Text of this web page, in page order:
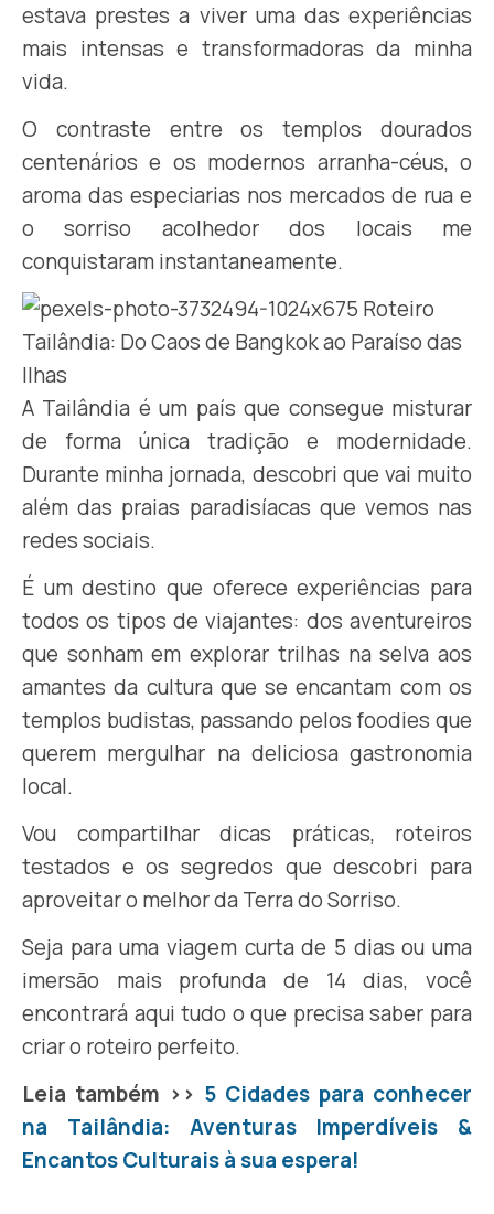
estava prestes a viver uma das experiências
mais intensas e transformadoras da minha
vida.
O contraste entre os templos dourados
centenários e os modernos arranha-céus, o
aroma das especiarias nos mercados de rua e
o sorriso acolhedor dos locais me
conquistaram instantaneamente.
A Tailândia é um país que consegue misturar
de forma única tradição e modernidade.
Durante minha jornada, descobri que vai muito
além das praias paradisíacas que vemos nas
redes sociais.
É um destino que oferece experiências para
todos os tipos de viajantes: dos aventureiros
que sonham em explorar trilhas na selva aos
amantes da cultura que se encantam com os
templos budistas, passando pelos foodies que
querem mergulhar na deliciosa gastronomia
local.
Vou compartilhar dicas práticas, roteiros
testados e os segredos que descobri para
aproveitar o melhor da Terra do Sorriso.
Seja para uma viagem curta de 5 dias ou uma
imersão mais profunda de 14 dias, você
encontrará aqui tudo o que precisa saber para
criar o roteiro perfeito.
Leia também >> 5 Cidades para conhecer
na Tailândia: Aventuras Imperdíveis &
Encantos Culturais à sua espera!